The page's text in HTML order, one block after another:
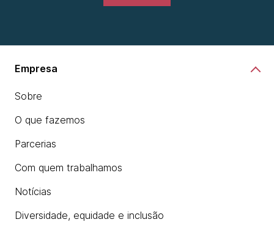
Empresa
Sobre
O que fazemos
Parcerias
Com quem trabalhamos
Notícias
Diversidade, equidade e inclusão